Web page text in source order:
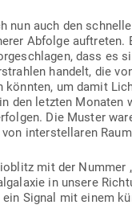
nun auch den
Abfolge auf­treten.
dass es
handelt, die
könnten, um damit
den letzten Monaten
Die Muster
inter­stel­laren
mit der Nummer
in unsere
Signal mit einem